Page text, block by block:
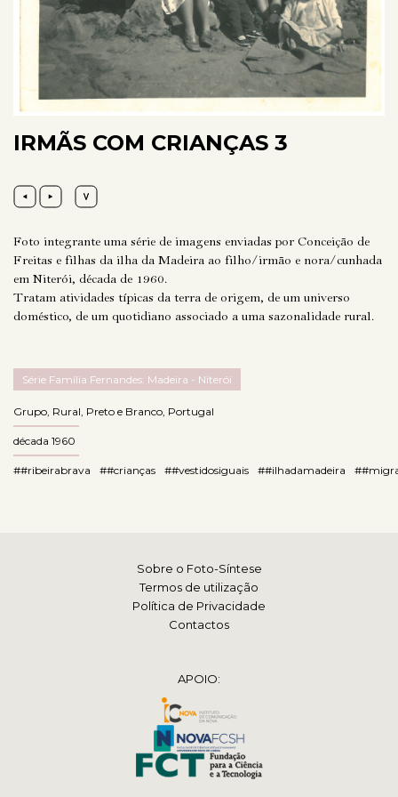
IRMÃS COM CRIANÇAS 3
Foto integrante uma série de imagens enviadas por Conceição de
Freitas e filhas da ilha da Madeira ao filho/irmão e nora/cunhada
em Niterói, década de 1960.
Tratam atividades típicas da terra de origem, de um universo
doméstico, de um quotidiano associado a uma sazonalidade rural.
Série Família Fernandes: Madeira - Niterói
Grupo, Rural, Preto e Branco, Portugal
década 1960
##ribeirabrava ##crianças ##vestidosiguais ##ilhadamadeira
Sobre o Foto-Síntese
Termos de utilização
Política de Privacidade
Contactos
APOIO: